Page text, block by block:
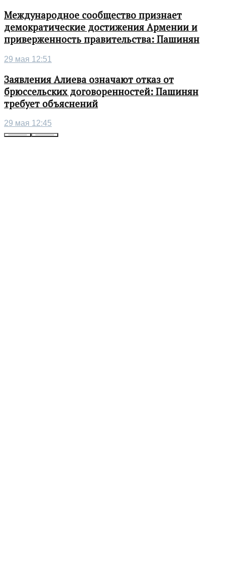
Международное сообщество признает
демократические достижения Армении и
приверженность правительства: Пашинян
29 мая 12:51
Заявления Алиева означают отказ от
брюссельских договоренностей: Пашинян
требует объяснений
29 мая 12:45